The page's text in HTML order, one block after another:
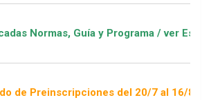
Guía y Programa / ver Escuelas
del 20/7 al 16/8 / Sorteo 1